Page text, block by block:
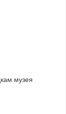
музея